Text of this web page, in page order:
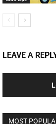
LEAVE A
MOST